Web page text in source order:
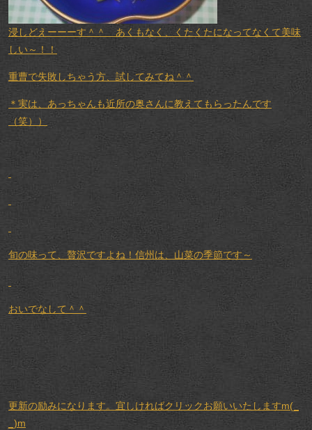
浸しどえーーーす＾＾ あくもなく、くたくたになってなくて美味
しい～！！
重曹で失敗しちゃう方、試してみてね＾＾
＊実は、あっちゃんも近所の奥さんに教えてもらったんです
（笑））
旬の味って、贅沢ですよね！信州は、山菜の季節です～
おいでなして＾＾
更新の励みになります。宜しければクリックお願いいたしますm(_
_)m